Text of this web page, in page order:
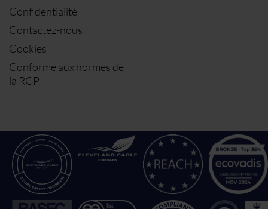
Confidentialité
Contactez-nous
Cookies
Conforme aux normes de
la RCP